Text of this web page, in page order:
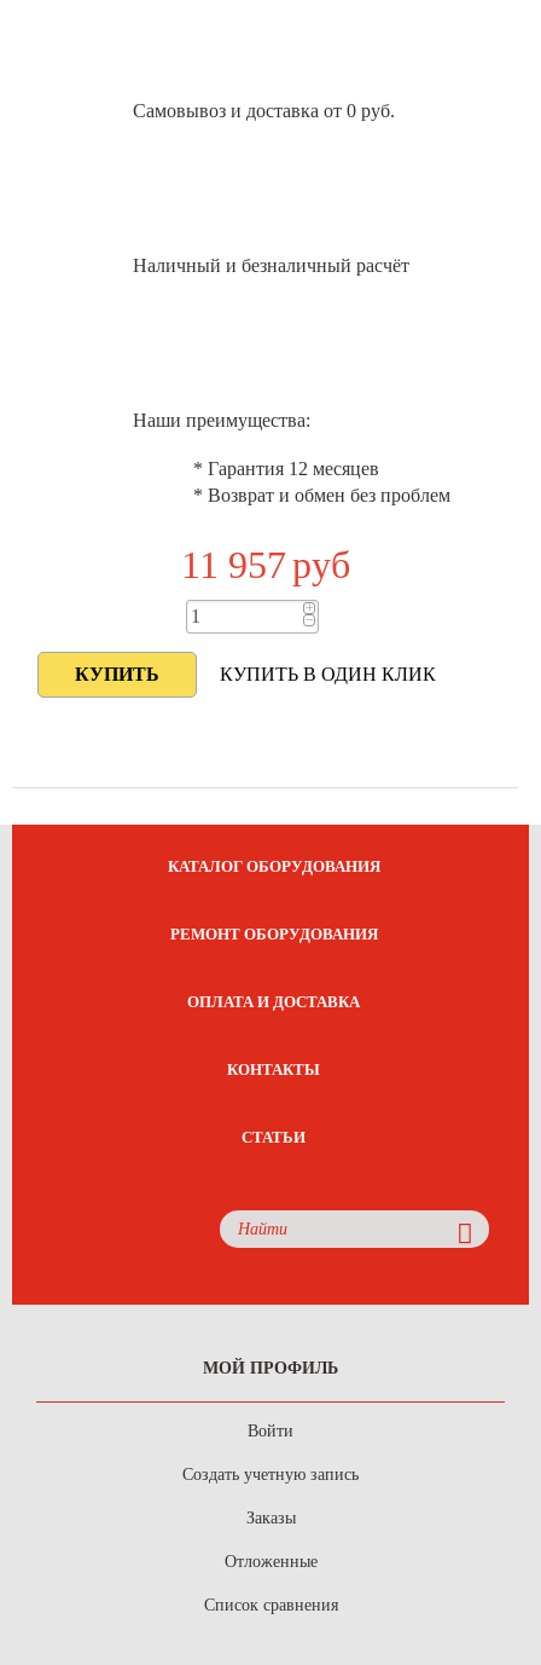
Самовывоз и доставка от 0 руб.
Наличный и безналичный расчёт
Наши преимущества:
* Гарантия 12 месяцев
* Возврат и обмен без проблем
11 957руб
+
−
КУПИТЬ В ОДИН КЛИК
КАТАЛОГ ОБОРУДОВАНИЯ
РЕМОНТ ОБОРУДОВАНИЯ
ОПЛАТА И ДОСТАВКА
КОНТАКТЫ
СТАТЬИ
МОЙ ПРОФИЛЬ
Войти
Создать учетную запись
Заказы
Отложенные
Список сравнения